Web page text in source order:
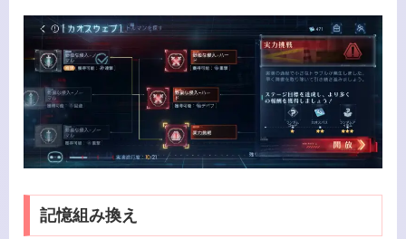
記憶組み換え